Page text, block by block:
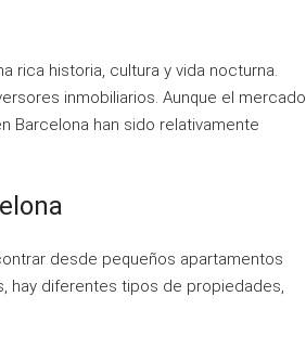
rica historia, cultura y vida nocturna.
inmobiliarios. Aunque el mercado
Barcelona han sido relativamente
desde pequeños apartamentos
hay diferentes tipos de propiedades,